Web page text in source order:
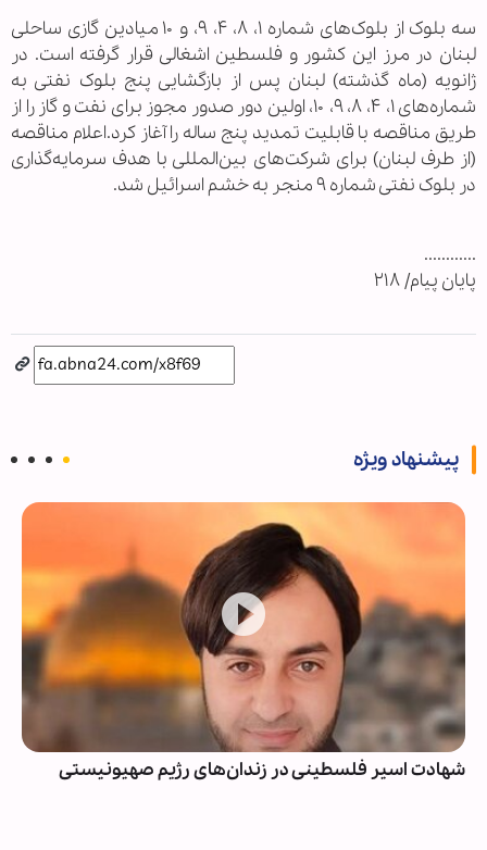
سه بلوک از بلوک‌های شماره ۱، ۸، ۴، ۹، و ۱۰ میادین گازی ساحلی
لبنان در مرز این کشور و فلسطین اشغالی قرار گرفته‌ است. در
ژانویه (ماه گذشته) لبنان پس از بازگشایی پنج بلوک نفتی به
شماره‌های ۱، ۴، ۸، ۹، ۱۰، اولین دور صدور مجوز برای نفت و گاز را از
طریق مناقصه با قابلیت تمدید پنج ساله را آغاز کرد.اعلام مناقصه
(از طرف لبنان) برای شرکت‌های بین‌المللی با هدف سرمایه‌گذاری
در بلوک نفتی شماره ۹ منجر به خشم اسرائیل شد.
............
پایان پیام/ ۲۱۸
پیشنهاد ویژه
شهادت اسیر فلسطینی در زندان‌های رژیم صهیونیستی